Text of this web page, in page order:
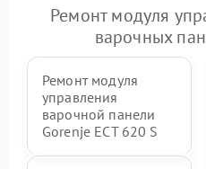
Ремонт модуля
варочных
Ремонт модуля
управления
варочной панели
Gorenje ECT 620 S